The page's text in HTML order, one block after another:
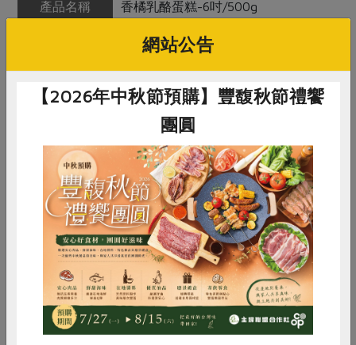
產品名稱 香橘乳酪蛋糕-6吋/500g
瑪諾蘭迦工作室
500公克(6吋)
內容物
奶油乳酪、低筋麵粉*、蛋*、橘皮、
特砂、奶油、鮮奶油、碘鹽、碳酸氫
鈉(小蘇打)、橘子精油
保存條件 冷凍未開封可保存1個月
1.使用合作社指定原料(以*表示)製
作，不添加防腐劑 2.本產品不使用氫
化植物油，反式脂肪來自奶油與動物
性鮮奶油
惜食 RPET 食譜 減硝酸鹽
雞蛋 食安 共同購買
網站公告
【2026年中秋節預購】豐馥秋節禮饗
團圓